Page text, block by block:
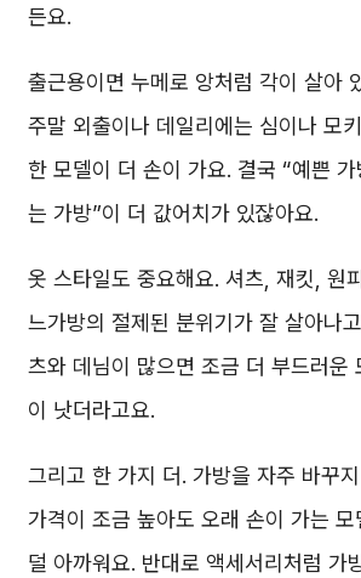
든요.
출근용이면 누메로 앙처럼 각이 살아
주말 외출이나 데일리에는 심이나 모
한 모델이 더 손이 가요. 결국 “예쁜
는 가방”이 더 값어치가 있잖아요.
옷 스타일도 중요해요. 셔츠, 재킷, 원
느가방의 절제된 분위기가 잘 살아나
츠와 데님이 많으면 조금 더 부드러운
이 낫더라고요.
그리고 한 가지 더. 가방을 자주 바꾸
가격이 조금 높아도 오래 손이 가는 모
덜 아까워요. 반대로 액세서리처럼 가